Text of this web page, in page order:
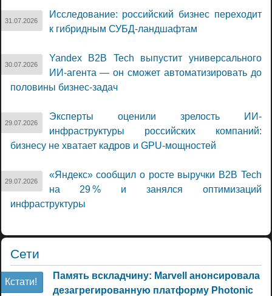
31.07.2026
Исследование: российский бизнес переходит
к гибридным СУБД-ландшафтам
30.07.2026
Yandex B2B Tech выпустит универсального
ИИ-агента — он сможет автоматизировать до
половины бизнес-задач
29.07.2026
Эксперты оценили зрелость ИИ-
инфраструктуры российских компаний:
бизнесу не хватает кадров и GPU-мощностей
29.07.2026
«Яндекс» сообщил о росте выручки B2B Tech
на 29 % и занялся оптимизаций
инфраструктуры
Сети
Кстати!
Память вскладчину: Marvell анонсировала
дезагрегированную платформу Photonic